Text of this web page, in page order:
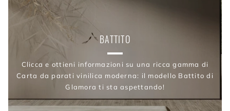
BATTITO
Clicca e ottieni informazioni su una ricca gamma di
Carta da parati vinilica moderna: il modello Battito di
Glamora ti sta aspettando!